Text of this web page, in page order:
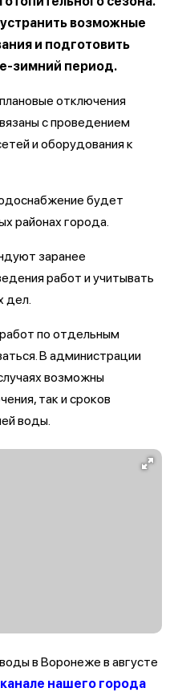
возможные
и подготовить
зимний период.
отключения
с проведением
и оборудования к
будет
районах города.
заранее
работ и учитывать
дел.
по отдельным
В администрации
возможны
так и сроков
воды.
в Воронеже в августе
нашего города